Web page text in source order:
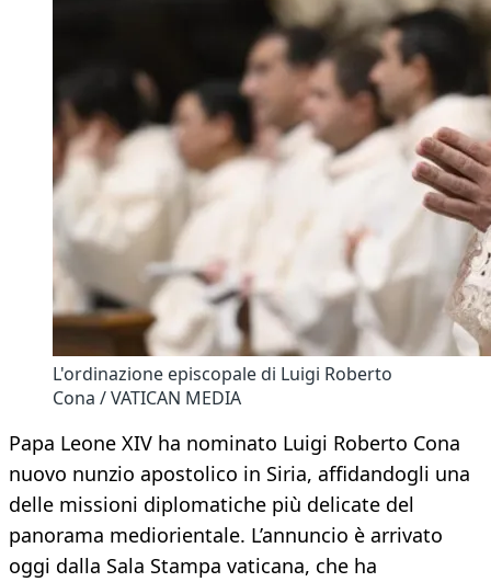
L'ordinazione episcopale di Luigi Roberto
Cona / VATICAN MEDIA
Papa Leone XIV ha nominato Luigi Roberto Cona
nuovo nunzio apostolico in Siria, affidandogli una
delle missioni diplomatiche più delicate del
panorama mediorientale. L’annuncio è arrivato
oggi dalla Sala Stampa vaticana, che ha